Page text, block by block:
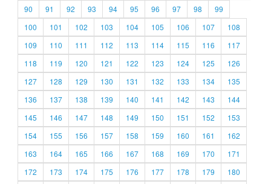
90
91 92 93 94 95 96 97 98
99
100
101 102 103 104 105 106 107
108
109
110 111 112 113 114 115 116
117
118
119 120 121 122 123 124 125
126
127
128 129 130 131 132 133 134
135
136
137 138 139 140 141 142 143
144
145
146 147 148 149 150 151 152
153
154
155 156 157 158 159 160 161
162
163
164 165 166 167 168 169 170
171
172
173 174 175 176 177 178 179
180